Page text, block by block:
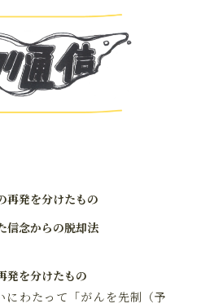
再発を分けたもの
信念からの脱却法
発を分けたもの
わたって「がんを先制（予